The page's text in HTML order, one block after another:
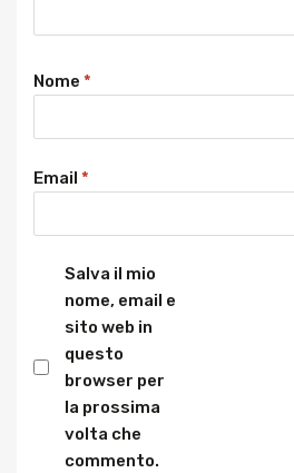
Nome *
Email *
Salva il mio
nome, email e
sito web in
questo
browser per
la prossima
volta che
commento.